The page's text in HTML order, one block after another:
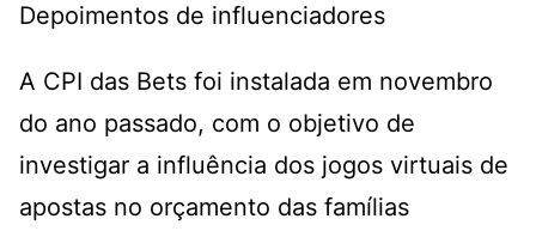
Depoimentos de influenciadores
A CPI das Bets foi instalada em novembro
do ano passado, com o objetivo de
investigar a influência dos jogos virtuais de
apostas no orçamento das famílias